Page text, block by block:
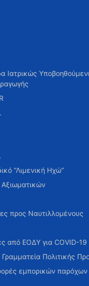
Ιατρικώς
“Λιμενική Ηχώ”
προς Ναυτιλλομένους
από ΕΟΔΥ για COVID-19
Γραμματεία Πολιτικής
εμπορικών παρόχων